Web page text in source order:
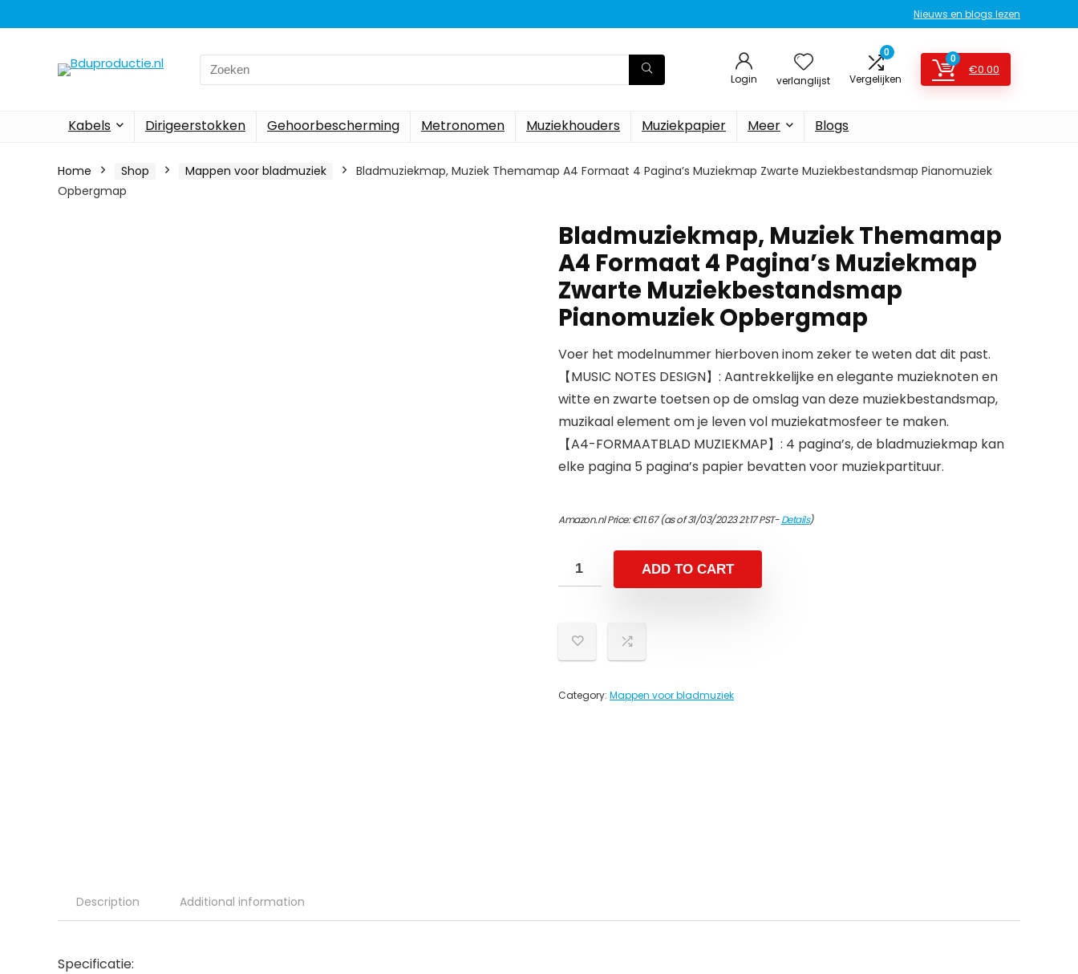
Nieuws en blogs lezen
Search
for:
Login verlanglijst
0
Vergelijken
0
€0.00
Kabels Dirigeerstokken Gehoorbescherming Metronomen Muziekhouders Muziekpapier Meer Blogs
Home Shop Mappen voor bladmuziek
Bladmuziekmap, Muziek Themamap A4 Formaat 4 Pagina’s Muziekmap Zwarte Muziekbestandsmap Pianomuziek
Opbergmap
Bladmuziekmap, Muziek Themamap
A4 Formaat 4 Pagina’s Muziekmap
Zwarte Muziekbestandsmap
Pianomuziek Opbergmap
Voer het modelnummer hierboven inom zeker te weten dat dit past.
【MUSIC NOTES DESIGN】: Aantrekkelijke en elegante muzieknoten en
witte en zwarte toetsen op de omslag van deze muziekbestandsmap,
muzikaal element om je leven vol muziekatmosfeer te maken.
【A4-FORMAATBLAD MUZIEKMAP】: 4 pagina’s, de bladmuziekmap kan
elke pagina 5 pagina’s papier bevatten voor muziekpartituur.
Amazon.nl Price:€11.67(as of 31/03/2023 21:17 PST-Details)
ADD TO CART
Category: Mappen voor bladmuziek
Description Additional information
Specificatie: